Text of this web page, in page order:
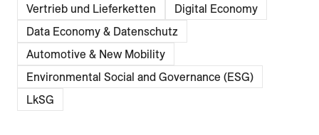
Vertrieb und Lieferketten
Digital Economy
Data Economy & Daten­schutz
Automotive & New Mobility
Environmental Social and Governance (ESG)
LkSG